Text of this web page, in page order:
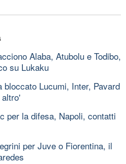
Alaba, Atubolu e Todibo,
su Lukaku
bloccato Lucumi, Inter, Pavard
per la difesa, Napoli, contatti
per Juve o Fiorentina, il